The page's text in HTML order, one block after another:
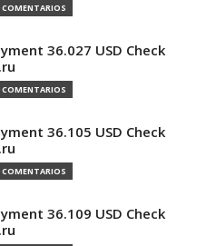
COMENTARIOS
36.027 USD Check
COMENTARIOS
36.105 USD Check
COMENTARIOS
36.109 USD Check